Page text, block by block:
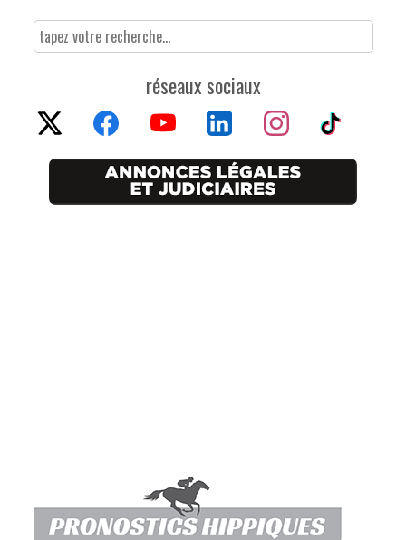
réseaux sociaux